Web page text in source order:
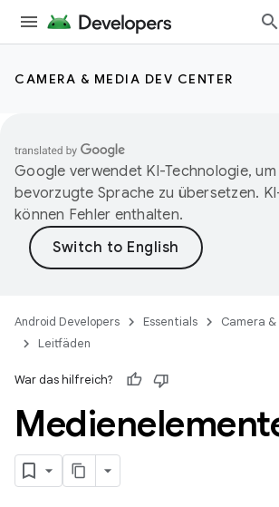
CAMERA & MEDIA DEV CENTER
Google verwendet KI-Technologie,
bevorzugte Sprache zu übersetzen.
können Fehler enthalten.
Android Developers Essentials
Camera
Leitfäden
War das hilfreich?